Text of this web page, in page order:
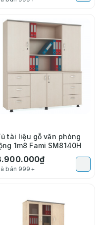
tài liệu gỗ văn phòng
1m8 Fami SM8140H
bán 999+